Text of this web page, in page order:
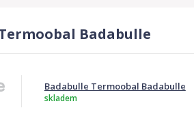
Badabulle
Badabulle Termoobal Badabulle
skladem